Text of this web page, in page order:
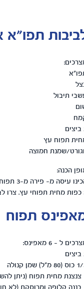
תפו"א
תיבול
תפוח עץ
שמנת חמוצה
הכנה:
גביע יוגורט.
תפוח
ל - 6 מאפינס:
מ"ל) שמן קנולה